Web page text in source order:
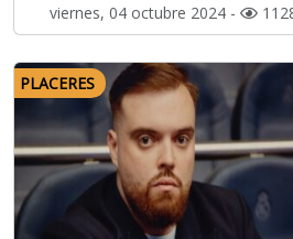
viernes, 04 octubre 2024 -
PLACERES